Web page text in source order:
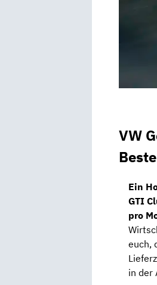
VW
Ein
GTI
pro
euch,
in der